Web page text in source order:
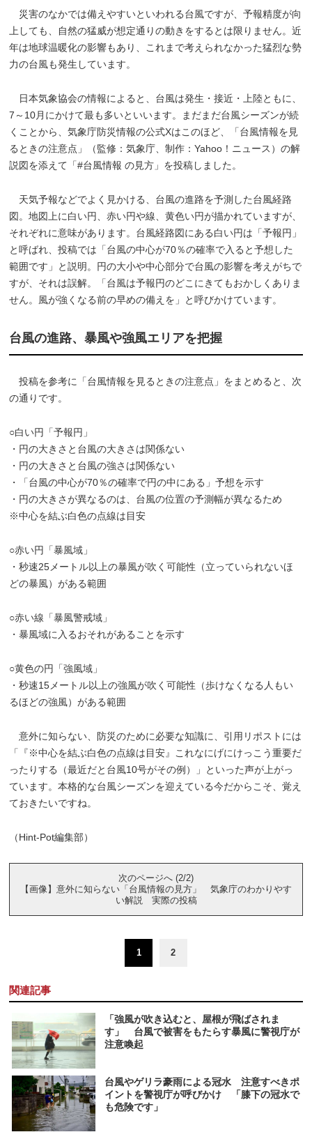
災害のなかでは備えやすいといわれる台風ですが、予報精度が向
上しても、自然の猛威が想定通りの動きをするとは限りません。近
年は地球温暖化の影響もあり、これまで考えられなかった猛烈な勢
力の台風も発生しています。
日本気象協会の情報によると、台風は発生・接近・上陸ともに、
7～10月にかけて最も多いといいます。まだまだ台風シーズンが続
くことから、気象庁防災情報の公式Xはこのほど、「台風情報を見
るときの注意点」（監修：気象庁、制作：Yahoo！ニュース）の解
説図を添えて「#台風情報 の見方」を投稿しました。
天気予報などでよく見かける、台風の進路を予測した台風経路
図。地図上に白い円、赤い円や線、黄色い円が描かれていますが、
それぞれに意味があります。台風経路図にある白い円は「予報円」
と呼ばれ、投稿では「台風の中心が70％の確率で入ると予想した
範囲です」と説明。円の大小や中心部分で台風の影響を考えがちで
すが、それは誤解。「台風は予報円のどこにきてもおかしくありま
せん。風が強くなる前の早めの備えを」と呼びかけています。
台風の進路、暴風や強風エリアを把握
投稿を参考に「台風情報を見るときの注意点」をまとめると、次
の通りです。
○白い円「予報円」
・円の大きさと台風の大きさは関係ない
・円の大きさと台風の強さは関係ない
・「台風の中心が70％の確率で円の中にある」予想を示す
・円の大きさが異なるのは、台風の位置の予測幅が異なるため
※中心を結ぶ白色の点線は目安
○赤い円「暴風域」
・秒速25メートル以上の暴風が吹く可能性（立っていられないほ
どの暴風）がある範囲
○赤い線「暴風警戒域」
・暴風域に入るおそれがあることを示す
○黄色の円「強風域」
・秒速15メートル以上の強風が吹く可能性（歩けなくなる人もい
るほどの強風）がある範囲
意外に知らない、防災のために必要な知識に、引用リポストには
「『※中心を結ぶ白色の点線は目安』これなにげにけっこう重要だ
ったりする（最近だと台風10号がその例）」といった声が上がっ
ています。本格的な台風シーズンを迎えている今だからこそ、覚え
ておきたいですね。
（Hint-Pot編集部）
次のページへ (2/2)
【画像】意外に知らない「台風情報の見方」 気象庁のわかりやす
い解説 実際の投稿
1 2
関連記事
「強風が吹き込むと、屋根が飛ばされま
す」 台風で被害をもたらす暴風に警視庁が
注意喚起
台風やゲリラ豪雨による冠水 注意すべきポ
イントを警視庁が呼びかけ 「膝下の冠水で
も危険です」